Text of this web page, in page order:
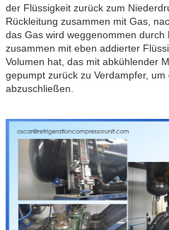
der Flüssigkeit zurück zum
Rückleitung zusammen mit Gas,
das Gas wird weggenommen
zusammen mit eben addierter
Volumen hat, das mit abkühlender
gepumpt zurück zu Verdampfer,
abzuschließen.